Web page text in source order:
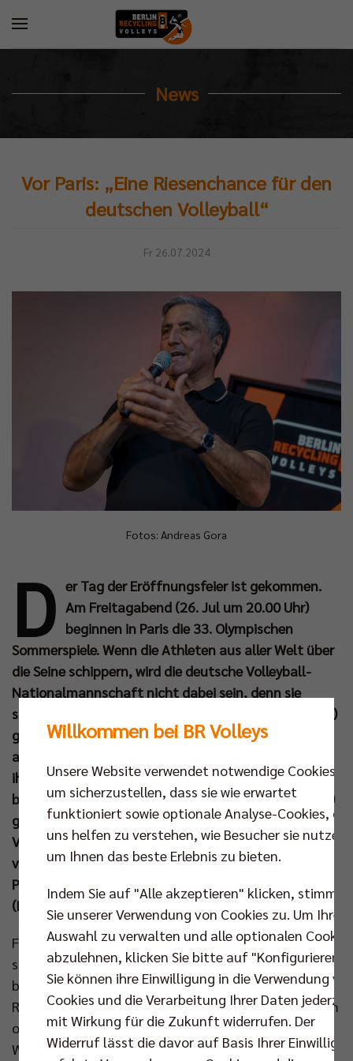
News
Vor Paris: „Eine Riesenchance für den
deutschen Volleyball“
Fr 26.07.2024
Fotos: Andreas Gora
D er Tag der Eröffnungsfeier ist gekommen.
Am Freitagabend (26. Jul um 20.00 Uhr)
beginnen in Paris die 33. Olympischen
Sommerspiele. Wenn die Athleten aus aller Welt über
die Seine schippern, wird die deutsche Volleyball-
Nationalmannschaft nicht dabei sein, denn sie
startet bereits Samstagmorgen (27. Jul um 9.00 Uhr)
gegen Japan ins Turnier. Zwei Tage später wird es
auch für Beachvolleyballerin Louisa Lippmann und
ihre Partnerin Laura Ludwig ernst. Ihr Auftaktspiel
bestreiten „LLLL“ am Montag (29. Jul um 21.00 Uhr)
gegen die Lokalmatadorinnen Placette/Richard. BR
Volleys Geschäftsführer Kaweh Niroomand drückt
vor Ort die Daumen und hofft, dass die Auftritte in
Paris auch einen nachhaltigen Effekt für den
(Beach)Volleyball in Deutschland haben.
Für alle fünf BR Volleys Athletinnen und Athleten
stehen die ersten Olympischen Spiele unmittelbar
bevor. Louisa Lippmann, Johannes Tille, Moritz
Reichert, Tobias Krick und Ruben Schott kämpfen um
olympische Medaillen beim größten Sportevent der
Welt, das sich auch Kaweh Niroomand nicht
Willkommen bei BR Volleys
Unsere Website verwendet notwendige Cookies,
um sicherzustellen, dass sie wie erwartet
funktioniert sowie optionale Analyse-Cookies, die
uns helfen zu verstehen, wie Besucher sie nutzen,
um Ihnen das beste Erlebnis zu bieten.
Indem Sie auf "Alle akzeptieren" klicken, stimmen
Sie unserer Verwendung von Cookies zu. Um Ihre
Auswahl zu verwalten und alle optionalen Cookies
abzulehnen, klicken Sie bitte auf "Konfigurieren".
Sie können ihre Einwilligung in die Verwendung
Cookies und die Verarbeitung Ihrer Daten
mit Wirkung für die Zukunft widerrufen. Der
Widerruf lässt die davor auf Basis Ihrer